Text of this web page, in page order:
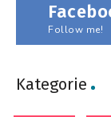
Follow me!
Kategorie